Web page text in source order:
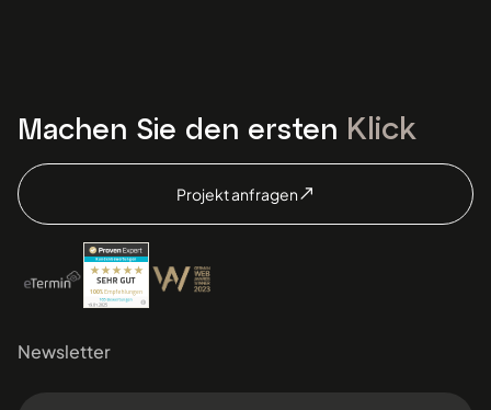
Machen Sie den ersten Klick
Projekt anfragen
Newsletter